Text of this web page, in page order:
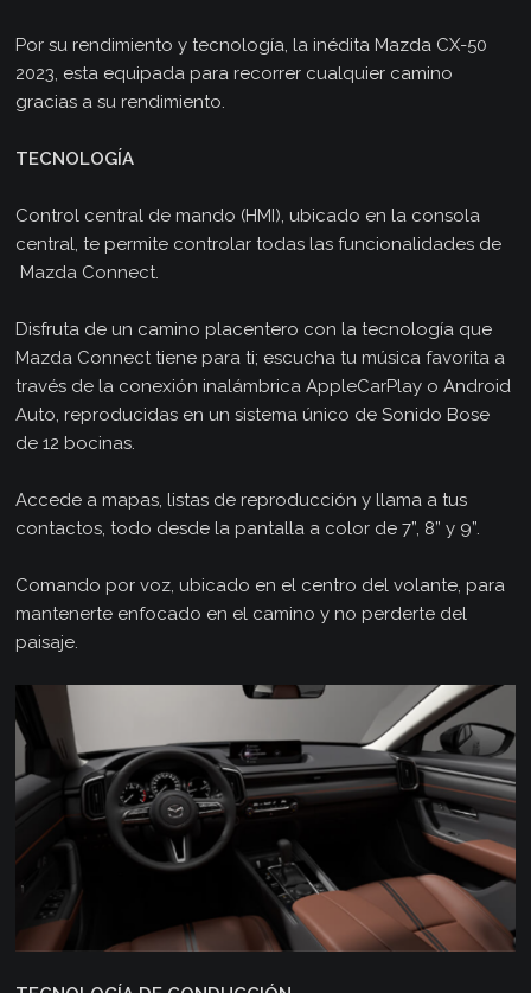
Por su rendimiento y tecnología, la inédita Mazda CX-50
2023, esta equipada para recorrer cualquier camino
gracias a su rendimiento.
TECNOLOGÍA
Control central de mando (HMI), ubicado en la consola
central, te permite controlar todas las funcionalidades de
Mazda Connect.
Disfruta de un camino placentero con la tecnología que
Mazda Connect tiene para ti; escucha tu música favorita a
través de la conexión inalámbrica AppleCarPlay o Android
Auto, reproducidas en un sistema único de Sonido Bose
de 12 bocinas.
Accede a mapas, listas de reproducción y llama a tus
contactos, todo desde la pantalla a color de 7”, 8” y 9”.
Comando por voz, ubicado en el centro del volante, para
mantenerte enfocado en el camino y no perderte del
paisaje.